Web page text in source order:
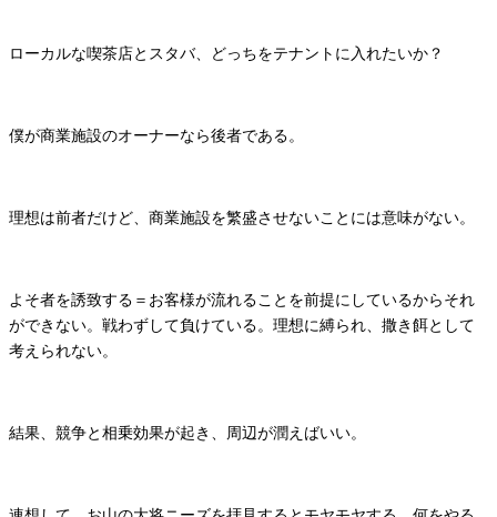
ローカルな喫茶店とスタバ、どっちをテナントに入れたいか？
僕が商業施設のオーナーなら後者である。
理想は前者だけど、商業施設を繁盛させないことには意味がない。
よそ者を誘致する＝お客様が流れることを前提にしているからそれ
ができない。戦わずして負けている。理想に縛られ、撒き餌として
考えられない。
結果、競争と相乗効果が起き、周辺が潤えばいい。